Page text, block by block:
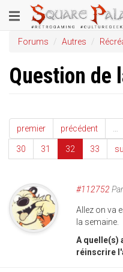
au
contenu
principal
Toggle
navigation
Forums Autres
Question de
premier précédent
30 31 32 33
#112752 Par
Allez on va
la semaine.
A quelle(s)
réinscrire